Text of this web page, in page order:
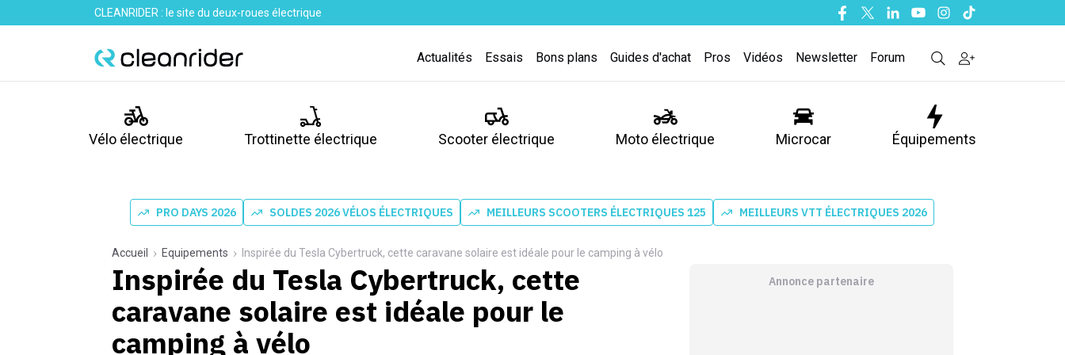
CLEANRIDER : le site du deux-roues électrique Facebook
TwitterLinkedinYoutubeInstagram
Tiktok
Actualités Essais Bons plans Guides d'achat Pros Vidéos Newsletter Forum
Vélo électrique Trottinette électrique Scooter électrique Moto électrique Microcar Équipements
PRO DAYS 2026 SOLDES 2026 VÉLOS ÉLECTRIQUES MEILLEURS SCOOTERS ÉLECTRIQUES 125 MEILLEURS VTT ÉLECTRIQUES 2026
Accueil Equipements Inspirée du Tesla Cybertruck, cette caravane solaire est idéale pour le camping à vélo
Inspirée du Tesla Cybertruck, cette
caravane solaire est idéale pour le
camping à vélo
Annonce partenaire